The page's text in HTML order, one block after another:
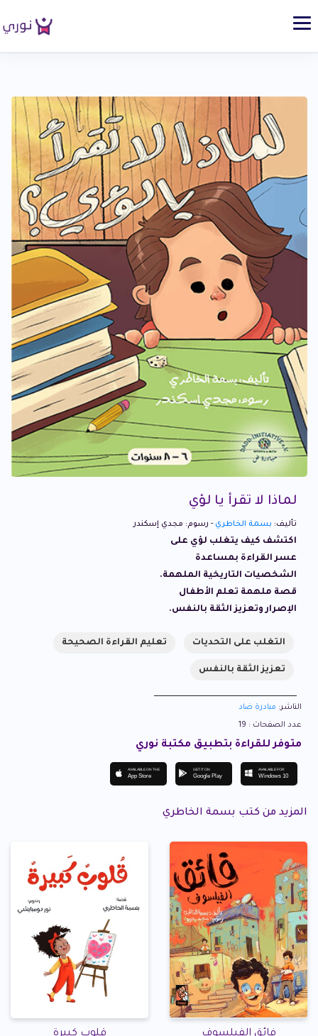
لماذا لا تقرأ يا لؤي
تأليف: بسمة الخاطري - رسوم: مجدي إسكندر
اكتشف كيف يتغلب لؤي على
عسر القراءة بمساعدة
الشخصيات التاريخية الملهمة.
قصة ملهمة تعلم الأطفال
الإصرار وتعزيز الثقة بالنفس.
التغلب على التحديات تعليم القراءة الصحيحة
تعزيز الثقة بالنفس
الناشر: مبادرة ضاد
عدد الصفحات : 19
متوفر للقراءة بتطبيق مكتبة نوري
AVAILABLE ON THE
App Store
GET IT ON
Google Play
AVAILABLE FOR
Windows 10
المزيد من كتب بسمة الخاطري
فائق الفيلسوف قلوب كبيرة